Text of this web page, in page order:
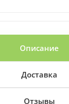
Описание
Доставка
Отзывы